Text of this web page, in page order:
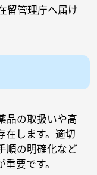
留管理庁へ届け
品の取扱いや高
在します。適切
順の明確化など
要です。